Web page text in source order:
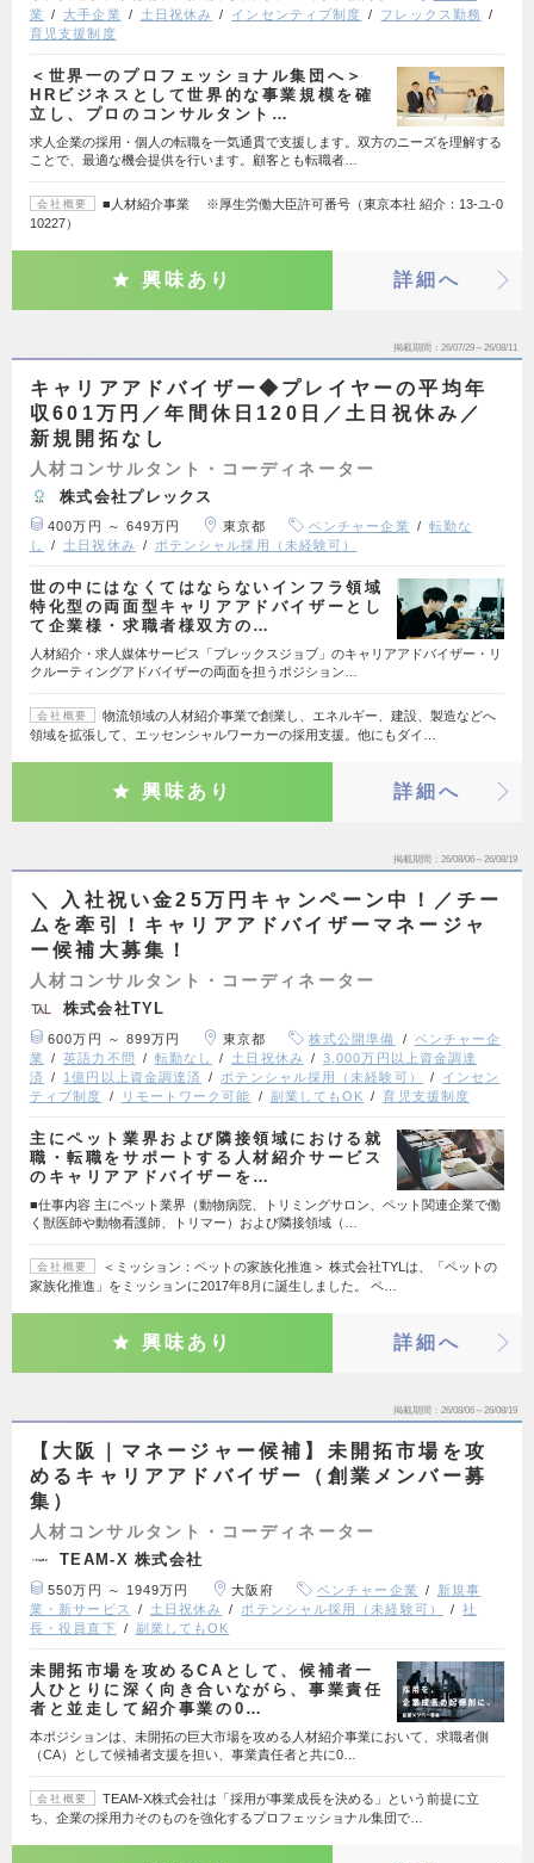
業
大手企業 土日祝休み インセンティブ制度
フレックス勤務
育児支援制度
＜世界一のプロフェッショナル集団へ＞
HRビジネスとして世界的な事業規模を確
立し、プロのコンサルタント…
求人企業の採用・個人の転職を一気通貫で支援します。双方のニーズを理解する
ことで、最適な機会提供を行います。顧客とも転職者…
会社概要
■人材紹介事業 ※厚生労働大臣許可番号（東京本社 紹介：13-ユ-0
10227）
興味あり 詳細へ
掲載期間 26/07/29～26/08/11
キャリアアドバイザー◆プレイヤーの平均年
収601万円／年間休日120日／土日祝休み／
新規開拓なし
人材コンサルタント・コーディネーター
株式会社プレックス
400万円 ～ 649万円 東京都 ベンチャー企業
転勤な
し
土日祝休み ポテンシャル採用（未経験可）
世の中にはなくてはならないインフラ領域
特化型の両面型キャリアアドバイザーとし
て企業様・求職者様双方の…
人材紹介・求人媒体サービス「プレックスジョブ」のキャリアアドバイザー・リ
クルーティングアドバイザーの両面を担うポジション…
会社概要
物流領域の人材紹介事業で創業し、エネルギー、建設、製造などへ
領域を拡張して、エッセンシャルワーカーの採用支援。他にもダイ…
興味あり 詳細へ
掲載期間 26/08/06～26/08/19
＼ 入社祝い金25万円キャンペーン中！／チー
ムを牽引！キャリアアドバイザーマネージャ
ー候補大募集！
人材コンサルタント・コーディネーター
株式会社TYL
600万円 ～ 899万円 東京都 株式公開準備
ベンチャー企
業
英語力不問 転勤なし 土日祝休み
3,000万円以上資金調達
済
1億円以上資金調達済 ポテンシャル採用（未経験可）
インセン
ティブ制度
リモートワーク可能 副業してもOK 育児支援制度
主にペット業界および隣接領域における就
職・転職をサポートする人材紹介サービス
のキャリアアドバイザーを…
■仕事内容 主にペット業界（動物病院、トリミングサロン、ペット関連企業で働
く獣医師や動物看護師、トリマー）および隣接領域（…
会社概要
＜ミッション：ペットの家族化推進＞ 株式会社TYLは、「ペットの
家族化推進」をミッションに2017年8月に誕生しました。 ペ…
興味あり 詳細へ
掲載期間 26/08/06～26/08/19
【大阪｜マネージャー候補】未開拓市場を攻
めるキャリアアドバイザー（創業メンバー募
集）
人材コンサルタント・コーディネーター
TEAM-X 株式会社
550万円 ～ 1949万円 大阪府 ベンチャー企業
新規事
業・新サービス
土日祝休み ポテンシャル採用（未経験可）
社
長・役員直下
副業してもOK
未開拓市場を攻めるCAとして、候補者一
人ひとりに深く向き合いながら、事業責任
者と並走して紹介事業の0…
本ポジションは、未開拓の巨大市場を攻める人材紹介事業において、求職者側
（CA）として候補者支援を担い、事業責任者と共に0…
会社概要
TEAM-X株式会社は「採用が事業成長を決める」という前提に立
ち、企業の採用力そのものを強化するプロフェッショナル集団で…